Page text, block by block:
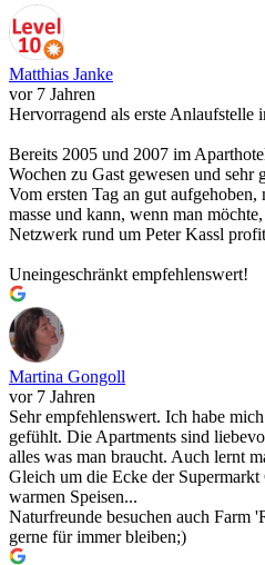
Matthias Janke
vor 7 Jahren
Hervorragend als erste Anlaufstelle
Bereits 2005 und 2007 im
Wochen zu Gast gewesen und sehr
Vom ersten Tag an gut
masse und kann, wenn man
Netzwerk rund um Peter Kassl
Uneingeschränkt empfehlenswert!
Martina Gongoll
vor 7 Jahren
Sehr empfehlenswert. Ich habe
gefühlt. Die Apartments sind
alles was man braucht. Auch lernt
Gleich um die Ecke der
warmen Speisen...
Naturfreunde besuchen auch Farm
gerne für immer bleiben;)